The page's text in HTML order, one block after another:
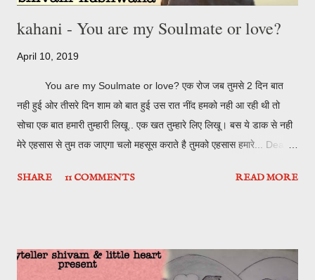
kahani - You are my Soulmate or love?
April 10, 2019
You are my Soulmate or love? एक रोज जब तुमसे 2 दिन बात
नही हुई ओर तीसरे दिन शाम को बात हुई उस रात नींद हमको नही आ रही थी तो
सोचा एक बात हमारी तुम्हारी लिखू.. एक खत तुम्हारे लिए लिखू। बस ये डाक से नही
मेरे एहसास से तुम तक जाएगा चलो महसूस कराते है तुमको एहसास हमारे... Dear
नही पता नही, वैसे हम क्यों करे प्यार तुमसे तेरी इस रूह को मेरे इस शरीर से नही
क्यों? और तुमने वो एक जवाब दिया जो कभी नही भूलेंगे जाने दो उस दिन से फिर भी
SHARE 11 COMMENTS READ MORE